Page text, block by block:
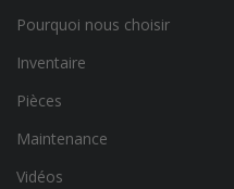
Pourquoi nous choisir
Inventaire
Pièces
Maintenance
Vidéos